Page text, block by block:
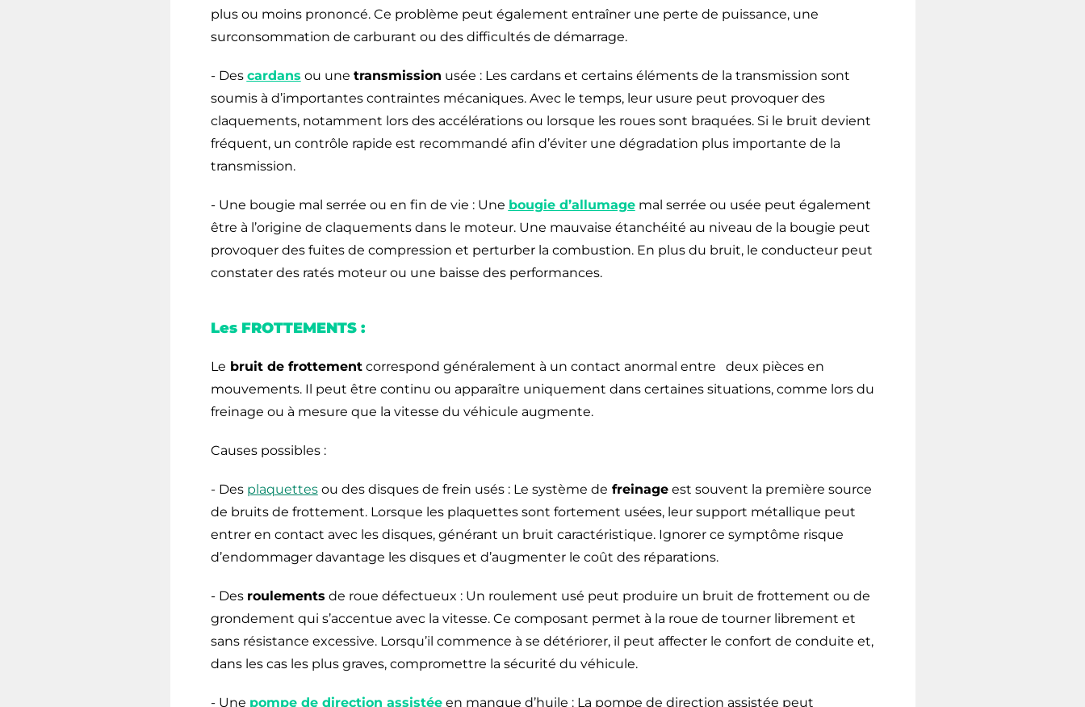
plus ou moins prononcé. Ce problème peut également entraîner une perte de puissance, une
surconsommation de carburant ou des difficultés de démarrage.
- Des cardans ou une transmission usée : Les cardans et certains éléments de la transmission sont
soumis à d’importantes contraintes mécaniques. Avec le temps, leur usure peut provoquer des
claquements, notamment lors des accélérations ou lorsque les roues sont braquées. Si le bruit devient
fréquent, un contrôle rapide est recommandé afin d’éviter une dégradation plus importante de la
transmission.
- Une bougie mal serrée ou en fin de vie : Une bougie d’allumagemal serrée ou usée peut également
être à l’origine de claquements dans le moteur. Une mauvaise étanchéité au niveau de la bougie peut
provoquer des fuites de compression et perturber la combustion. En plus du bruit, le conducteur peut
constater des ratés moteur ou une baisse des performances.
Les FROTTEMENTS :
Le bruit de frottementcorrespond généralement à un contact anormal entre deux pièces en
mouvements. Il peut être continu ou apparaître uniquement dans certaines situations, comme lors du
freinage ou à mesure que la vitesse du véhicule augmente.
Causes possibles :
- Des plaquettesou des disques de frein usés : Le système de freinageest souvent la première source
de bruits de frottement. Lorsque les plaquettes sont fortement usées, leur support métallique peut
entrer en contact avec les disques, générant un bruit caractéristique. Ignorer ce symptôme risque
d’endommager davantage les disques et d’augmenter le coût des réparations.
- Des roulements de roue défectueux : Un roulement usé peut produire un bruit de frottement ou de
grondement qui s’accentue avec la vitesse. Ce composant permet à la roue de tourner librement et
sans résistance excessive. Lorsqu’il commence à se détériorer, il peut affecter le confort de conduite et,
dans les cas les plus graves, compromettre la sécurité du véhicule.
- Une pompe de direction assistéeen manque d’huile : La pompe de direction assistée peut